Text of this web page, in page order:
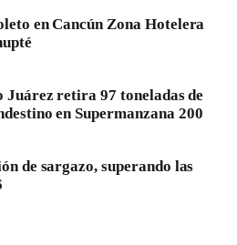
en Cancún Zona Hotelera
Juárez retira 97 toneladas de
en Supermanzana 200
de sargazo, superando las